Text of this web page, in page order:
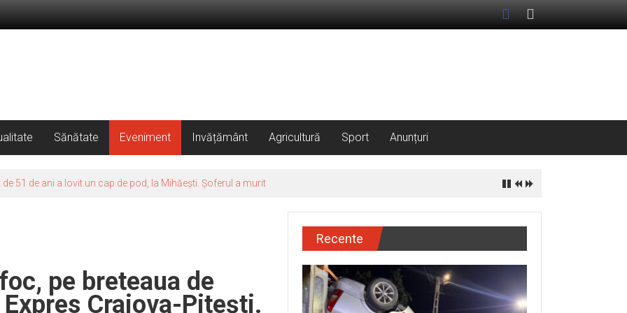
Sănătate Eveniment Invățământ Agricultură Sport Anunțuri
pe breteaua de
Recente